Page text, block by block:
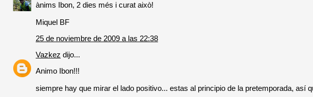
ànims Ibon, 2 dies més i curat això!
Miquel BF
25 de noviembre de 2009 a las 22:38
Vazkez dijo...
Animo Ibon!!!
siempre hay que mirar el lado positivo... estas al principio de la pretemporada, así